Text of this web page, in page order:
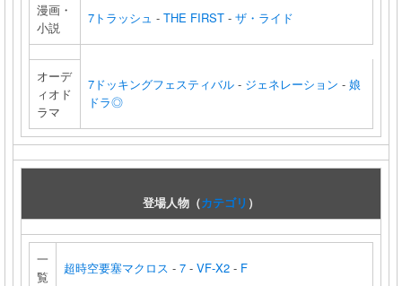
漫画・
小説
7トラッシュ - THE FIRST - ザ・ライド
オーデ
ィオド
ラマ
7ドッキングフェスティバル - ジェネレーション - 娘
ドラ◎
登場人物（カテゴリ ）
一
覧
超時空要塞マクロス - 7 - VF-X2 - F